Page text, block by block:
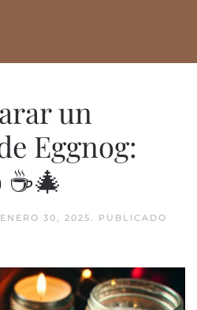
un
Eggnog:
ENERO 30, 2025. PUBLICADO